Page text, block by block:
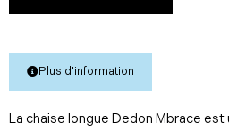
Plus d'information
La chaise longue Dedon Mbrace est